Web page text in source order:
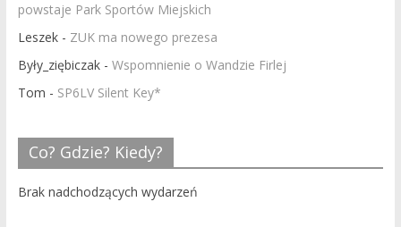
powstaje Park Sportów Miejskich
Leszek- ZUK ma nowego prezesa
Były_ziębiczak- Wspomnienie o Wandzie Firlej
Tom - SP6LV Silent Key*
Co? Gdzie? Kiedy?
Brak nadchodzących wydarzeń